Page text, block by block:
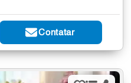
Contatar